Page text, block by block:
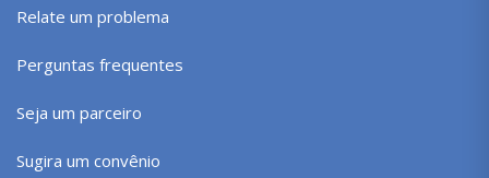
Relate um problema
Perguntas frequentes
Seja um parceiro
Sugira um convênio